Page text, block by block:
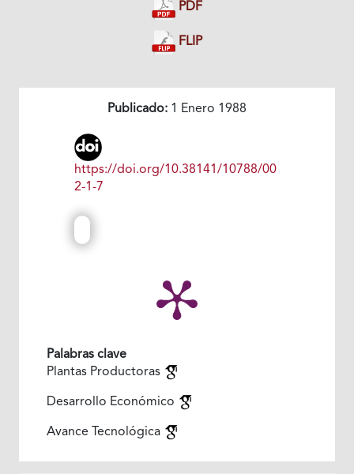
PDF
FLIP
Publicado: 1 Enero 1988
https://doi.org/10.38141/10788/00
2-1-7
Palabras clave
Plantas Productoras
Desarrollo Económico
Avance Tecnológica